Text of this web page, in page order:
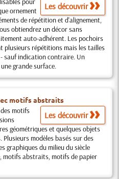
Les découvrir
ornement
de répétition et d'alignement,
obtiendrez un décor sans
auto-adhérent. Les pochoirs
plusieurs répétitions mais les tailles
sauf indication contraire. Un
grande surface.
motifs abstraits
Les découvrir
motifs
géométriques et quelques objets
modèles basés sur des
graphiques du milieu du siècle
motifs abstraits, motifs de papier